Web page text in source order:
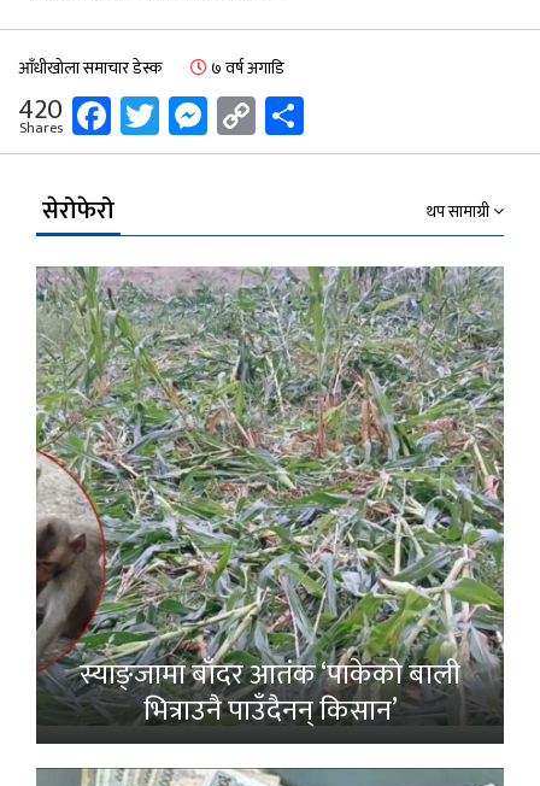
आँधीखोला समाचार डेस्क ७ वर्ष अगाडि
420
Shares Facebook
Twitter
Messenger
Copy
Link
सेरोफेरो थप सामाग्री
स्याङ्जामा बाँदर आतंक ‘पाकेको बाली
भित्राउनै पाउँदैनन् किसान’